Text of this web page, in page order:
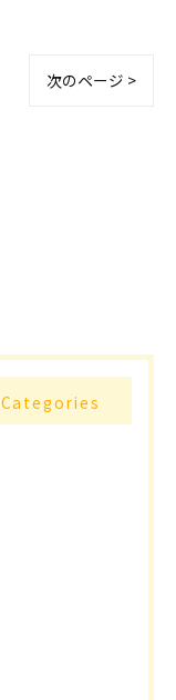
次のページ >
Categories